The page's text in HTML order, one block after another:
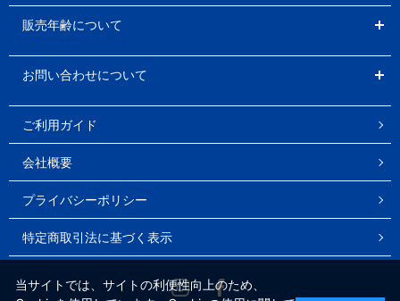
販売年齢について
お問い合わせについて
ご利用ガイド
会社概要
プライバシーポリシー
特定商取引法に基づく表示
Instagram
当サイトでは、サイトの利便性向上のため、